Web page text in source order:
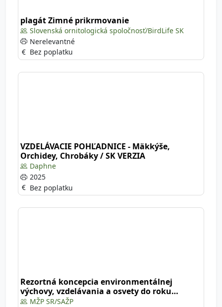
plagát Zimné prikrmovanie
Slovenská ornitologická spoločnosť/BirdLife SK
Nerelevantné
Bez poplatku
VZDELÁVACIE POHĽADNICE - Mäkkýše,
Orchidey, Chrobáky / SK VERZIA
Daphne
2025
Bez poplatku
Rezortná koncepcia environmentálnej
výchovy, vzdelávania a osvety do roku
2030MŽP SR/SAŽP